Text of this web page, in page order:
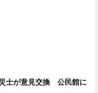
士が意見交換 公民館に